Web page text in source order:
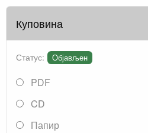
Куповина
Статус: Објављен
PDF
CD
Папир